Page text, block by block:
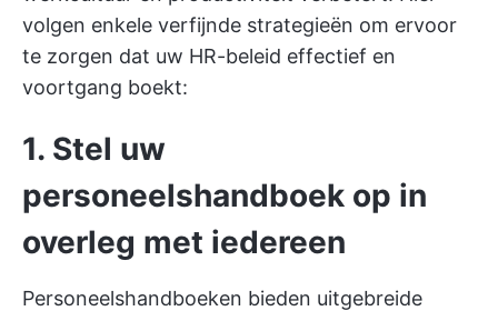
volgen enkele verfijnde strategieën om ervoor
te zorgen dat uw HR-beleid effectief en
voortgang boekt:
1. Stel uw
personeelshandboek op in
overleg met iedereen
Personeelshandboeken bieden uitgebreide